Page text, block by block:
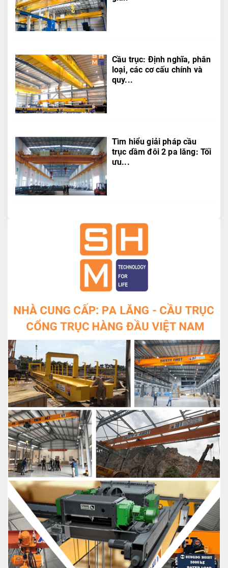
Cầu trục: Định nghĩa, phân
loại, các cơ cấu chính và
quy...
Tìm hiểu giải pháp cầu
trục dầm đôi 2 pa lăng: Tối
ưu...